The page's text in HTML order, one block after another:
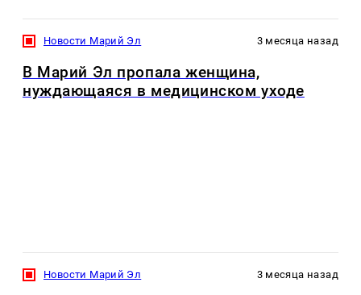
Новости Марий Эл 3 месяца назад
В Марий Эл пропала женщина,
нуждающаяся в медицинском уходе
Новости Марий Эл 3 месяца назад